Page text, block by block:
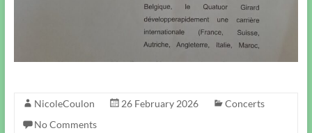
NicoleCoulon 26 February 2026
Concerts
No Comments